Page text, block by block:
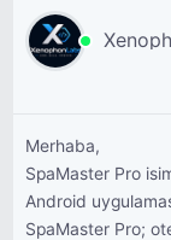
Merhaba,
SpaMaster Pro
Android
SpaMaster Pro;